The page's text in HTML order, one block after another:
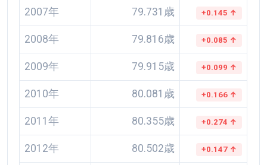
2007年 79.731歳 +0.145 ↑
2008年 79.816歳 +0.085 ↑
2009年 79.915歳 +0.099 ↑
2010年 80.081歳 +0.166 ↑
2011年 80.355歳 +0.274 ↑
2012年 80.502歳 +0.147 ↑